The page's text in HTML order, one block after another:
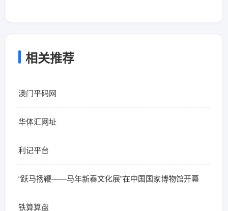
相关推荐
澳门平码网
华体汇网址
利记平台
“跃马扬鞭——马年新春文化展”在中国国家博物馆开幕
铁算算盘